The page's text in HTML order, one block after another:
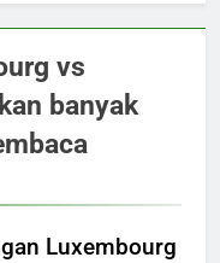
vs
banyak
Luxembourg